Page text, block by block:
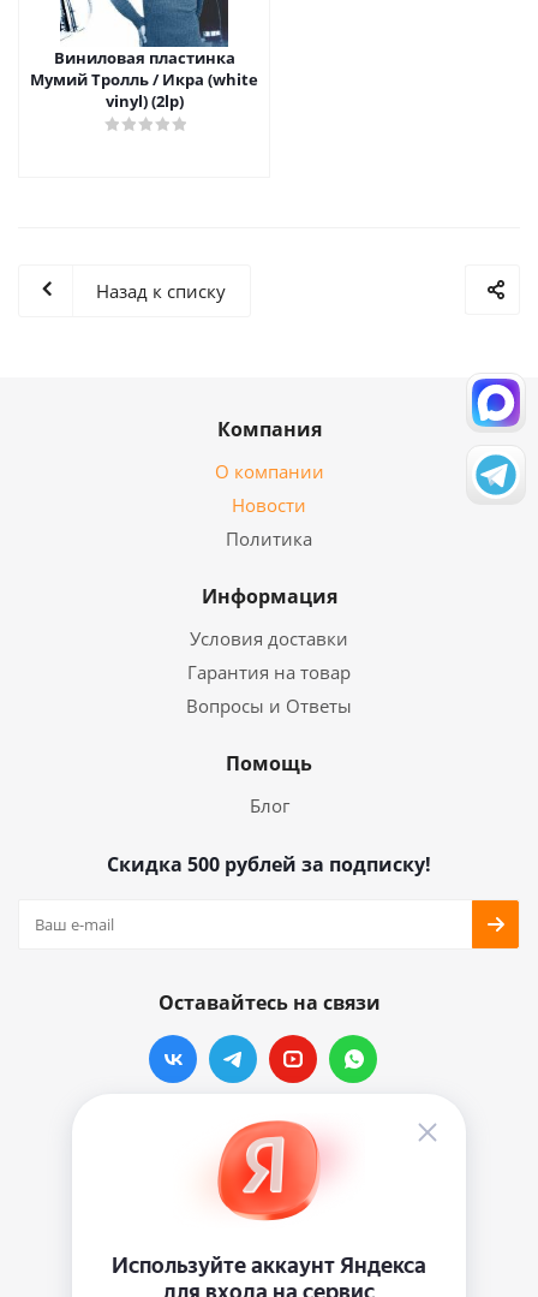
Виниловая пластинка
Мумий Тролль / Икра (white
vinyl) (2lp)
Назад к списку
Компания
О компании
Новости
Политика
Информация
Условия доставки
Гарантия на товар
Вопросы и Ответы
Помощь
Блог
Скидка 500 рублей за подписку!
Оставайтесь на связи
Наши контакты
info@vinylmarkt.ru